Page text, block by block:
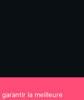
la meilleure